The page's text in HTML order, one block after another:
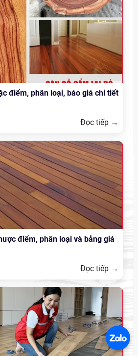
điểm, phân loại, báo giá chi tiết
Đọc tiếp →
điểm, phân loại và bảng giá
Đọc tiếp →